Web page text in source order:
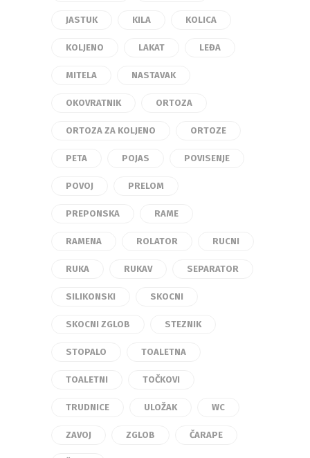
JASTUK KILA KOLICA
KOLJENO LAKAT LEĐA
MITELA NASTAVAK
OKOVRATNIK ORTOZA
ORTOZA ZA KOLJENO ORTOZE
PETA POJAS POVISENJE
POVOJ PRELOM
PREPONSKA RAME
RAMENA ROLATOR RUCNI
RUKA RUKAV SEPARATOR
SILIKONSKI SKOCNI
SKOCNI ZGLOB STEZNIK
STOPALO TOALETNA
TOALETNI TOČKOVI
TRUDNICE ULOŽAK WC
ZAVOJ ZGLOB ČARAPE